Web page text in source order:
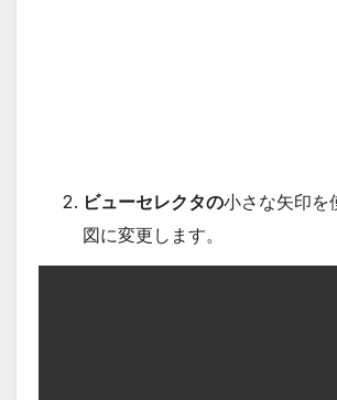
ビューセレクタの小さな矢印を
図に変更します。